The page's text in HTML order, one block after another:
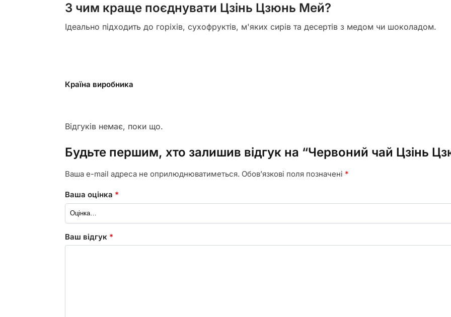
З чим краще поєднувати Цзінь Цзюнь Мей?
Ідеально підходить до горіхів, сухофруктів, м'яких сирів та десертів з медом чи шоколадом.
Країна виробника
Відгуків немає, поки що.
Будьте першим, хто залишив відгук на “Червоний чай Цзінь
Ваша e-mail адреса не оприлюднюватиметься. Обов’язкові поля позначені *
Ваша оцінка *
Ваш відгук *